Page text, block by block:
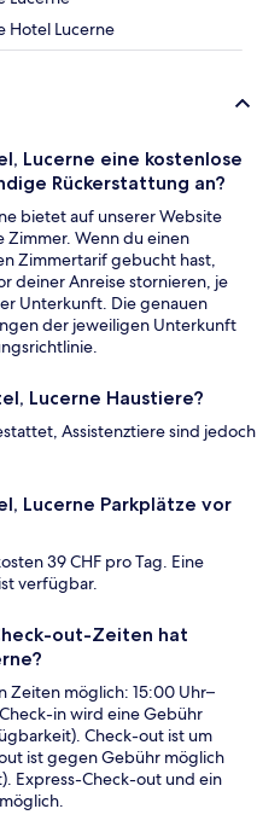
Hotel Lucerne
Lucerne eine kostenlose
Rückerstattung an?
bietet auf unserer Website
Wenn du einen
Zimmertarif gebucht hast,
deiner Anreise stornieren, je
Unterkunft. Die genauen
der jeweiligen Unterkunft
Lucerne Haustiere?
Assistenztiere sind jedoch
Lucerne Parkplätze vor
39 CHF pro Tag. Eine
verfügbar.
out-Zeiten hat
Zeiten möglich: 15:00 Uhr–
in wird eine Gebühr
Check-out ist um
ist gegen Gebühr möglich
Express-Check-out und ein